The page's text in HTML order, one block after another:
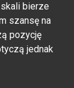
bierze
szansę na
pozycję
jednak